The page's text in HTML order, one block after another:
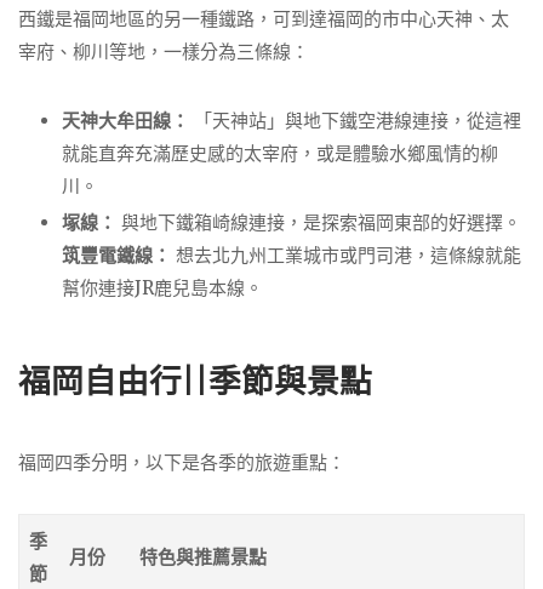
西鐵是福岡地區的另一種鐵路，可到達福岡的市中心天神、太
宰府、柳川等地，一樣分為三條線：
天神大牟田線：
「天神站」與地下鐵空港線連接，從這裡
就能直奔充滿歷史感的太宰府，或是體驗水鄉風情的柳
川。
塚線： 與地下鐵箱崎線連接，是探索福岡東部的好選擇。
筑豐電鐵線： 想去北九州工業城市或門司港，這條線就能
幫你連接JR鹿兒島本線。
福岡自由行||季節與景點
福岡四季分明，以下是各季的旅遊重點：
季
節
月份 特色與推薦景點